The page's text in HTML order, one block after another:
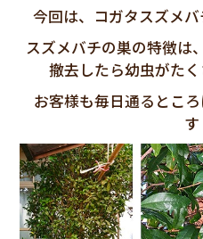
今回は、コガタスズメバ
スズメバチの巣の特徴は
撤去したら幼虫がたく
お客様も毎日通るとこ
す